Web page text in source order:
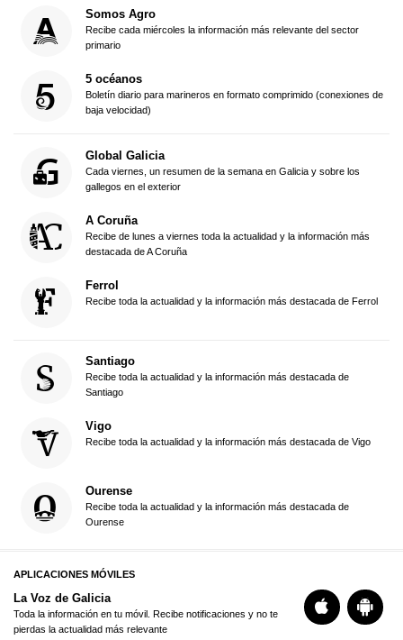
Somos Agro
Recibe cada miércoles la información más relevante del sector
primario
5 océanos
Boletín diario para marineros en formato comprimido (conexiones de
baja velocidad)
Global Galicia
Cada viernes, un resumen de la semana en Galicia y sobre los
gallegos en el exterior
A Coruña
Recibe de lunes a viernes toda la actualidad y la información más
destacada de A Coruña
Ferrol
Recibe toda la actualidad y la información más destacada de Ferrol
Santiago
Recibe toda la actualidad y la información más destacada de
Santiago
Vigo
Recibe toda la actualidad y la información más destacada de Vigo
Ourense
Recibe toda la actualidad y la información más destacada de
Ourense
APLICACIONES MÓVILES
La Voz de Galicia
Toda la información en tu móvil. Recibe notificaciones y no te
pierdas la actualidad más relevante